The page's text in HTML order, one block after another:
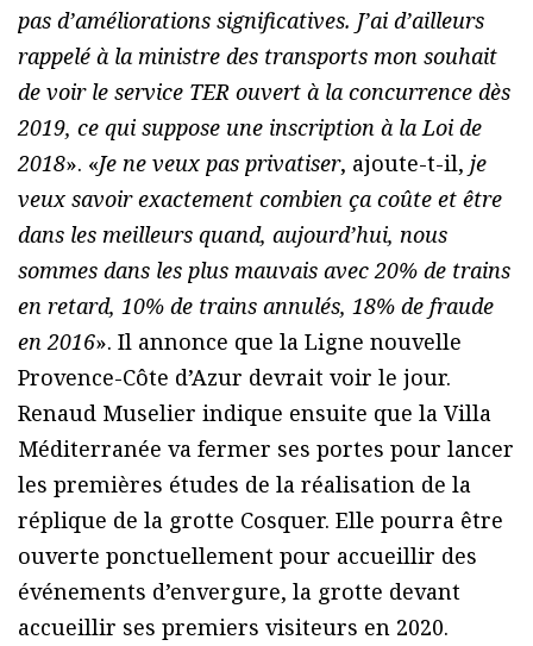
pas d’améliorations significatives. J’ai d’ailleurs
rappelé à la ministre des transports mon souhait
de voir le service TER ouvert à la concurrence dès
2019, ce qui suppose une inscription à la Loi de
2018». «Je ne veux pas privatiser, ajoute-t-il, je
veux savoir exactement combien ça coûte et être
dans les meilleurs quand, aujourd’hui, nous
sommes dans les plus mauvais avec 20% de trains
en retard, 10% de trains annulés, 18% de fraude
en 2016». Il annonce que la Ligne nouvelle
Provence-Côte d’Azur devrait voir le jour.
Renaud Muselier indique ensuite que la Villa
Méditerranée va fermer ses portes pour lancer
les premières études de la réalisation de la
réplique de la grotte Cosquer. Elle pourra être
ouverte ponctuellement pour accueillir des
événements d’envergure, la grotte devant
accueillir ses premiers visiteurs en 2020.